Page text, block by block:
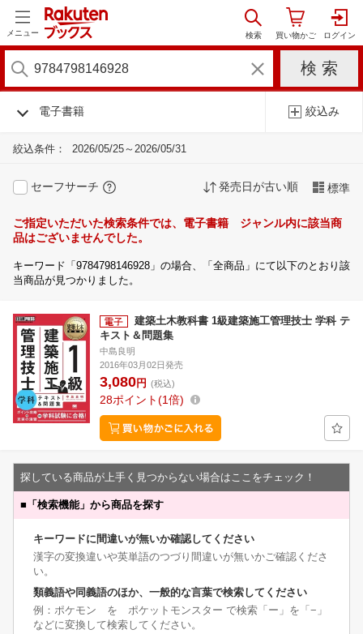
メニュー
電子書籍 絞込み
絞込条件： 2026/05/25～2026/05/31
セーフサーチ 発売日が古い順 標準
ご指定いただいた検索条件では、電子書籍 ジャンル内に該当商
品はございませんでした。
キーワード「9784798146928」の場合、「全商品」にて以下のとおり該
当商品が見つかりました。
建築土木教科書 1級建築施工管理技士 学科 テ
キスト＆問題集
中島良明
2016年03月02日発売
3,080円 (税込)
28ポイント 1倍
探している商品が上手く見つからない場合はここをチェック！
■ 「検索機能」から商品を探す
キーワードに間違いが無いか確認してください
漢字の変換違いや英単語のつづり間違いが無いかご確認くださ
い。
類義語や同義語のほか、一般的な言葉で検索してください
例：ポケモン を ポケットモンスター で検索「ー」を「−」
などに変換して検索してください。